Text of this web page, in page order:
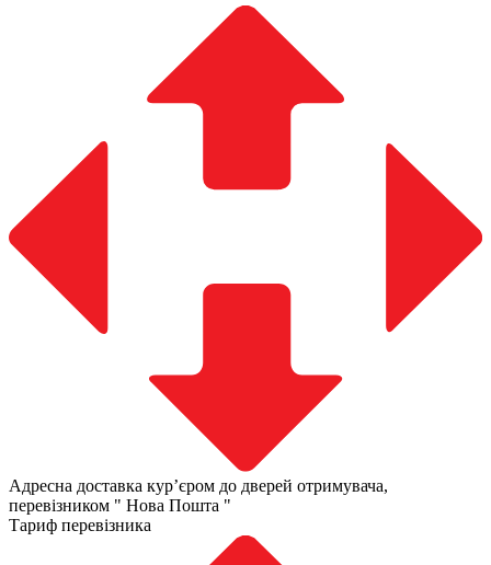
Адресна доставка курʼєром до дверей отримувача,
перевізником " Нова Пошта "
Тариф перевізника